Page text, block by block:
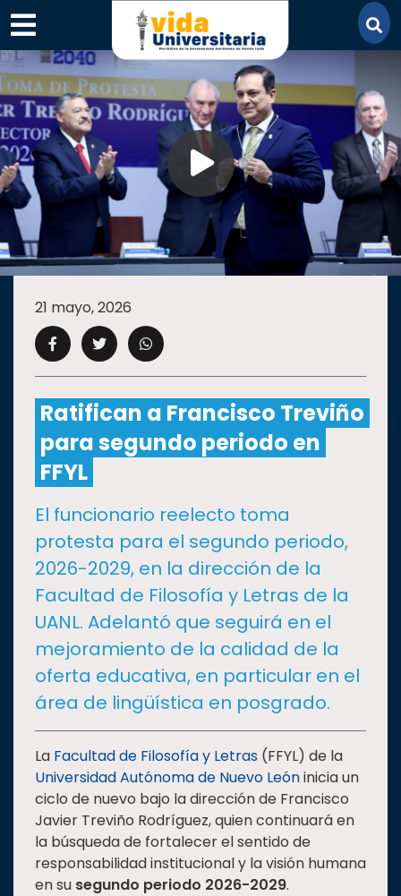
×
SECCIONES
ACADEMIA
CAMPUS UANL
CULTURA
DEPORTES
I+D+IEXPERTOS
SALUD
SUSTENTABILIDAD
Oferta
educativa
Estudiantes
Investigación
21 mayo, 2026
Ratifican a Francisco Treviño
para segundo periodo en
FFYL
El funcionario reelecto toma
protesta para el segundo periodo,
2026-2029, en la dirección de la
Facultad de Filosofía y Letras de la
UANL. Adelantó que seguirá en el
mejoramiento de la calidad de la
oferta educativa, en particular en el
área de lingüística en posgrado.
La Facultad de Filosofía y Letras (FFYL) de la
Universidad Autónoma de Nuevo Leóninicia un
ciclo de nuevo bajo la dirección de Francisco
Javier Treviño Rodríguez, quien continuará en
la búsqueda de fortalecer el sentido de
responsabilidad institucional y la visión humana
en su segundo periodo 2026-2029.